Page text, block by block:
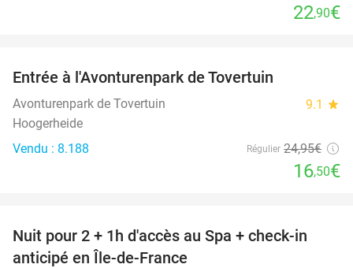
22,90€
Entrée à l'Avonturenpark de Tovertuin
Avonturenpark de Tovertuin 9.1 star
Hoogerheide
Vendu : 8.188
Régulier 24,95€
16,50€
42%
Nuit pour 2 + 1h d'accès au Spa + check-in
anticipé en Île-de-France